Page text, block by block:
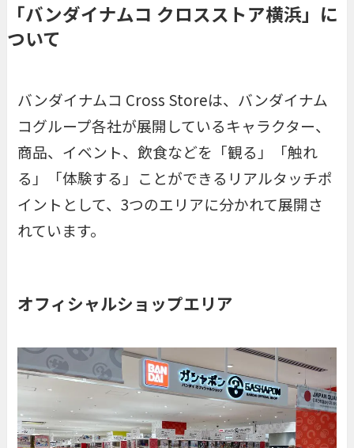
「バンダイナムコ クロスストア横浜」に
ついて
バンダイナムコ Cross Storeは、バンダイナム
コグループ各社が展開しているキャラクター、
商品、イベント、飲食などを「観る」「触れ
る」「体験する」ことができるリアルタッチポ
イントとして、3つのエリアに分かれて展開さ
れています。
オフィシャルショップエリア